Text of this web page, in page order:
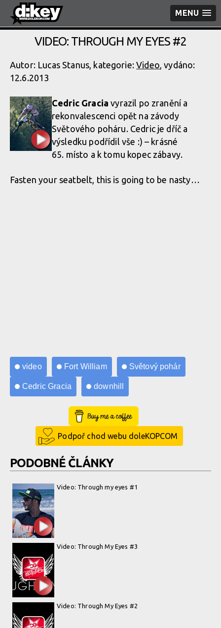
MENU
VIDEO: THROUGH MY EYES #2
Autor: Lucas Stanus, kategorie:Video, vydáno:
12.6.2013
Cedric Gracia vyrazil po zranění a
rekonvalescenci opět na závody
Světového poháru. Cedric je dříč a
výsledku podřídil vše :) – krásné
65. místo a k tomu kopec zábavy.
Fasten your seatbelt, this is going to be nasty…
video Fort William Světový pohár
Cedric Gracia downhill
Buy Me a Coffee
Podpoř chod webu doleKOPCOM
PODOBNÉ ČLÁNKY
Video: Through my eyes #1
Video: Through My Eyes #3
Video: Through My Eyes #2